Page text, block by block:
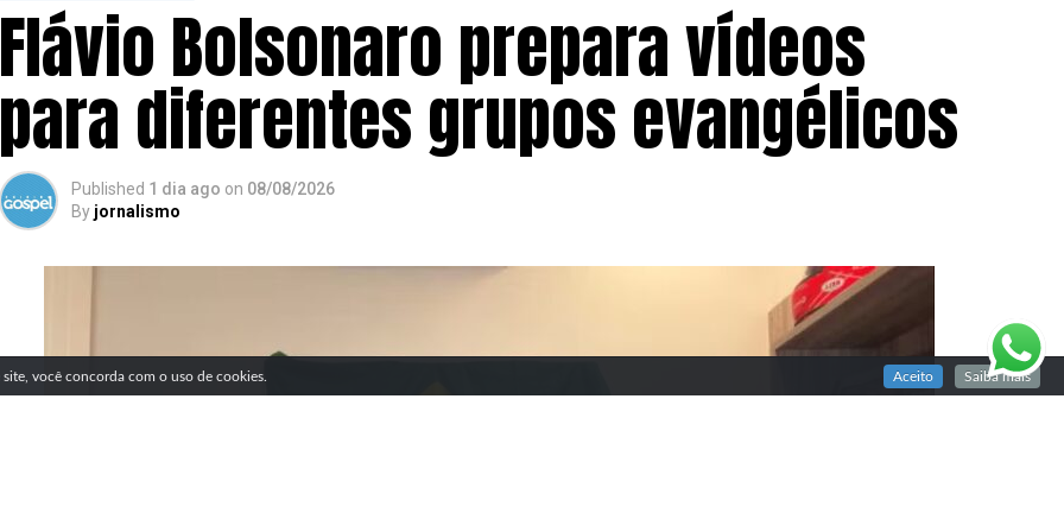
Flávio Bolsonaro prepara vídeos
para diferentes grupos evangélicos
Published 1 dia ago on 08/08/2026
By jornalismo
você concorda com o uso de cookies. Aceito Saiba mais